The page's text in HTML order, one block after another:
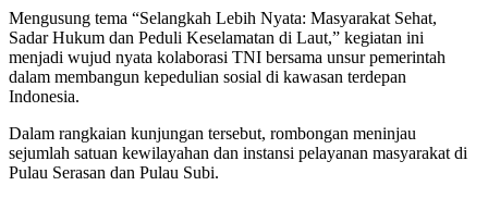
Mengusung tema “Selangkah Lebih Nyata: Masyarakat Sehat,
Sadar Hukum dan Peduli Keselamatan di Laut,” kegiatan ini
menjadi wujud nyata kolaborasi TNI bersama unsur pemerintah
dalam membangun kepedulian sosial di kawasan terdepan
Indonesia.
Dalam rangkaian kunjungan tersebut, rombongan meninjau
sejumlah satuan kewilayahan dan instansi pelayanan masyarakat di
Pulau Serasan dan Pulau Subi.